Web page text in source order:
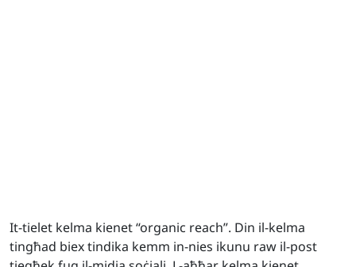
It-tielet kelma kienet “organic reach”. Din il-kelma
tingħad biex tindika kemm in-nies ikunu raw il-post